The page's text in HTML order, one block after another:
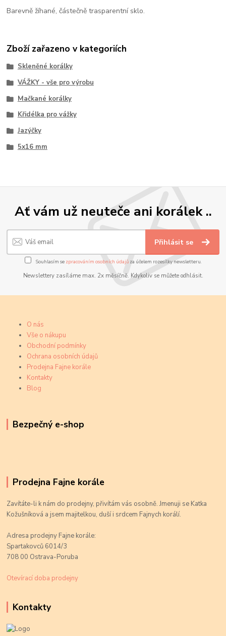
Barevně žíhané, částečně trasparentní sklo.
Zboží zařazeno v kategoriích
Skleněné korálky
VÁŽKY - vše pro výrobu
Mačkané korálky
Křidélka pro vážky
Jazýčky
5x16 mm
Ať vám už neuteče ani korálek ..
Přihlásit se
Souhlasím se zpracováním osobních údajůza účelem rozesílky newsletteru.
Newslettery zasíláme max. 2x měsíčně. Kdykoliv se můžete odhlásit.
O nás
Vše o nákupu
Obchodní podmínky
Ochrana osobních údajů
Prodejna Fajne korále
Kontakty
Blog
Bezpečný e-shop
Prodejna Fajne korále
Zavítáte-li k nám do prodejny, přivítám vás osobně. Jmenuji se Katka
Kožušníková a jsem majitelkou, duší i srdcem Fajnych korálí.
Adresa prodejny Fajne korále:
Spartakovců 6014/3
708 00 Ostrava-Poruba
Otevírací doba prodejny
Kontakty